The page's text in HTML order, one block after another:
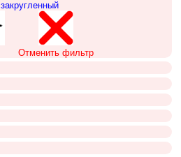
закругленный
Отменить фильтр